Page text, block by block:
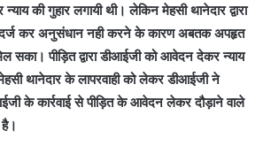
की गुहार लगायी थी। लेकिन मेहसी थानेदार द्वारा
कर अनुसंधान नही करने के कारण अबतक अपहृत
सका। पीड़ित द्वारा डीआईजी को आवेदन देकर न्याय
थानेदार के लापरवाही को लेकर डीआईजी ने
के कार्रवाई से पीड़ित के आवेदन लेकर दौड़ाने वाले